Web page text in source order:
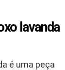
lavanda
é uma peça